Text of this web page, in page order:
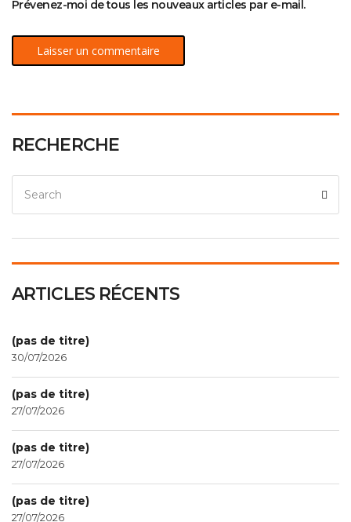
Prévenez-moi de tous les nouveaux articles par e-mail.
RECHERCHE
ARTICLES RÉCENTS
(pas de titre)
30/07/2026
(pas de titre)
27/07/2026
(pas de titre)
27/07/2026
(pas de titre)
27/07/2026